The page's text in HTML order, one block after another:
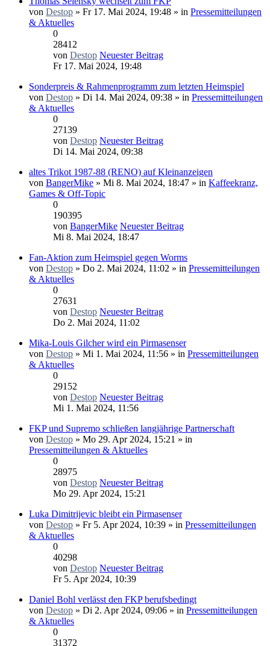
von Destop » Fr 17. Mai 2024, 19:48 » in Pressemitteilungen
& Aktuelles
0
28412
von Destop Neuester Beitrag
Fr 17. Mai 2024, 19:48
Sonderpreis & Rahmenprogramm zum letzten Heimspiel
von Destop » Di 14. Mai 2024, 09:38 » in Pressemitteilungen
& Aktuelles
0
27139
von Destop Neuester Beitrag
Di 14. Mai 2024, 09:38
altes Trikot 1987-88 (RENO) auf Kleinanzeigen
von BangerMike » Mi 8. Mai 2024, 18:47 » in Kaffeekranz,
Games & Off-Topic
0
190395
von BangerMike Neuester Beitrag
Mi 8. Mai 2024, 18:47
Fan-Aktion zum Heimspiel gegen Worms
von Destop » Do 2. Mai 2024, 11:02 » in Pressemitteilungen
& Aktuelles
0
27631
von Destop Neuester Beitrag
Do 2. Mai 2024, 11:02
Mika-Louis Gilcher wird ein Pirmasenser
von Destop » Mi 1. Mai 2024, 11:56 » in Pressemitteilungen
& Aktuelles
0
29152
von Destop Neuester Beitrag
Mi 1. Mai 2024, 11:56
FKP und Supremo schließen langjährige Partnerschaft
von Destop » Mo 29. Apr 2024, 15:21 » in
Pressemitteilungen & Aktuelles
0
28975
von Destop Neuester Beitrag
Mo 29. Apr 2024, 15:21
Luka Dimitrijevic bleibt ein Pirmasenser
von Destop » Fr 5. Apr 2024, 10:39 » in Pressemitteilungen
& Aktuelles
0
40298
von Destop Neuester Beitrag
Fr 5. Apr 2024, 10:39
Daniel Bohl verlässt den FKP berufsbedingt
von Destop » Di 2. Apr 2024, 09:06 » in Pressemitteilungen
& Aktuelles
0
31372